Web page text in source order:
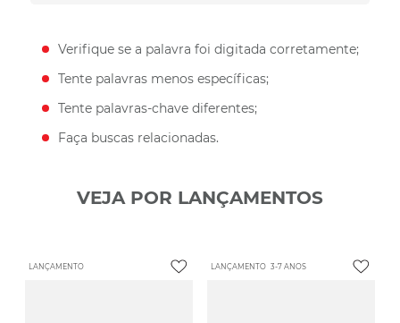
Verifique se a palavra foi digitada corretamente;
Tente palavras menos específicas;
Tente palavras-chave diferentes;
Faça buscas relacionadas.
VEJA POR LANÇAMENTOS
LANÇAMENTO LANÇAMENTO 3-7 ANOS